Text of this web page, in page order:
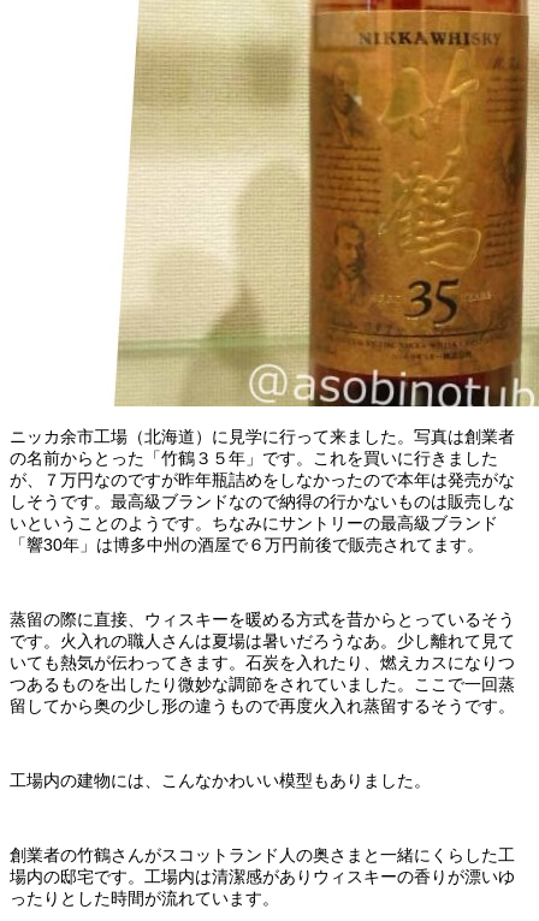
ニッカ余市工場（北海道）に見学に行って来ました。写真は創業者
の名前からとった「竹鶴３５年」です。これを買いに行きました
が、７万円なのですが昨年瓶詰めをしなかったので本年は発売がな
しそうです。最高級ブランドなので納得の行かないものは販売しな
いということのようです。ちなみにサントリーの最高級ブランド
「響30年」は博多中州の酒屋で６万円前後で販売されてます。
蒸留の際に直接、ウィスキーを暖める方式を昔からとっているそう
です。火入れの職人さんは夏場は暑いだろうなあ。少し離れて見て
いても熱気が伝わってきます。石炭を入れたり、燃えカスになりつ
つあるものを出したり微妙な調節をされていました。ここで一回蒸
留してから奥の少し形の違うもので再度火入れ蒸留するそうです。
工場内の建物には、こんなかわいい模型もありました。
創業者の竹鶴さんがスコットランド人の奥さまと一緒にくらした工
場内の邸宅です。工場内は清潔感がありウィスキーの香りが漂いゆ
ったりとした時間が流れています。